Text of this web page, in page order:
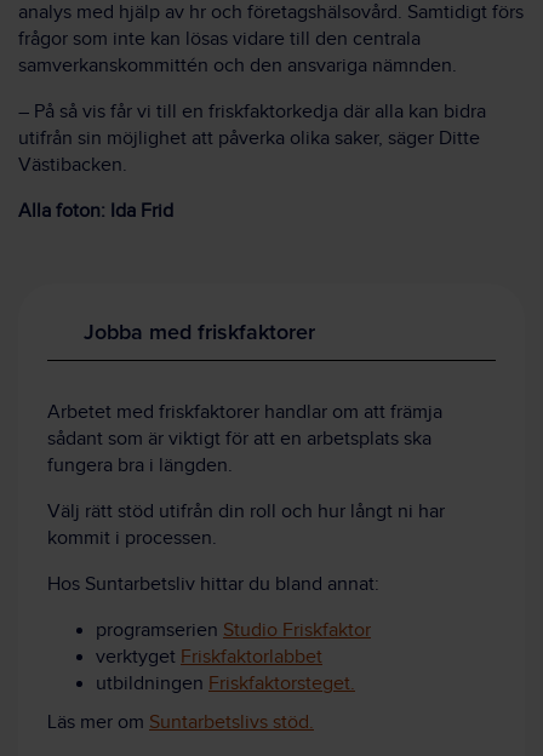
analys med hjälp av hr och företagshälsovård. Samtidigt förs
frågor som inte kan lösas vidare till den centrala
samverkanskommittén och den ansvariga nämnden.
– På så vis får vi till en friskfaktorkedja där alla kan bidra
utifrån sin möjlighet att påverka olika saker, säger Ditte
Västibacken.
Alla foton: Ida Frid
Jobba med friskfaktorer
Arbetet med friskfaktorer handlar om att främja
sådant som är viktigt för att en arbetsplats ska
fungera bra i längden.
Välj rätt stöd utifrån din roll och hur långt ni har
kommit i processen.
Hos Suntarbetsliv hittar du bland annat:
programserien Studio Friskfaktor
verktyget Friskfaktorlabbet
utbildningen Friskfaktorsteget.
Läs mer om Suntarbetslivs stöd.